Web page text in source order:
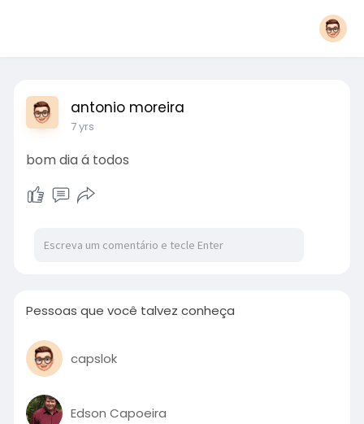
antonio moreira
7 yrs
bom dia á todos
Pessoas que você talvez conheça
capslok
Edson Capoeira